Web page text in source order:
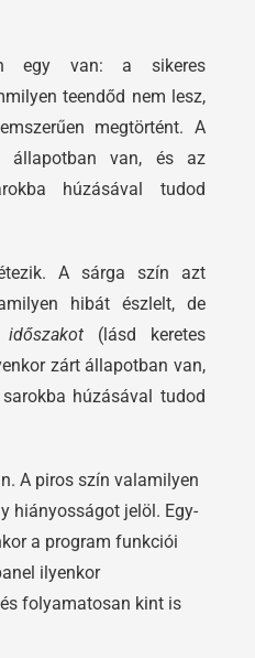
egy van: a sikeres
teendőd nem lesz,
megtörtént. A
állapotban van, és az
húzásával tudod
A sárga szín azt
hibát észlelt, de
időszakot(lásd keretes
zárt állapotban van,
húzásával tudod
A piros szín valamilyen
hiányosságot jelöl. Egy-
a program funkciói
ilyenkor
folyamatosan kint is